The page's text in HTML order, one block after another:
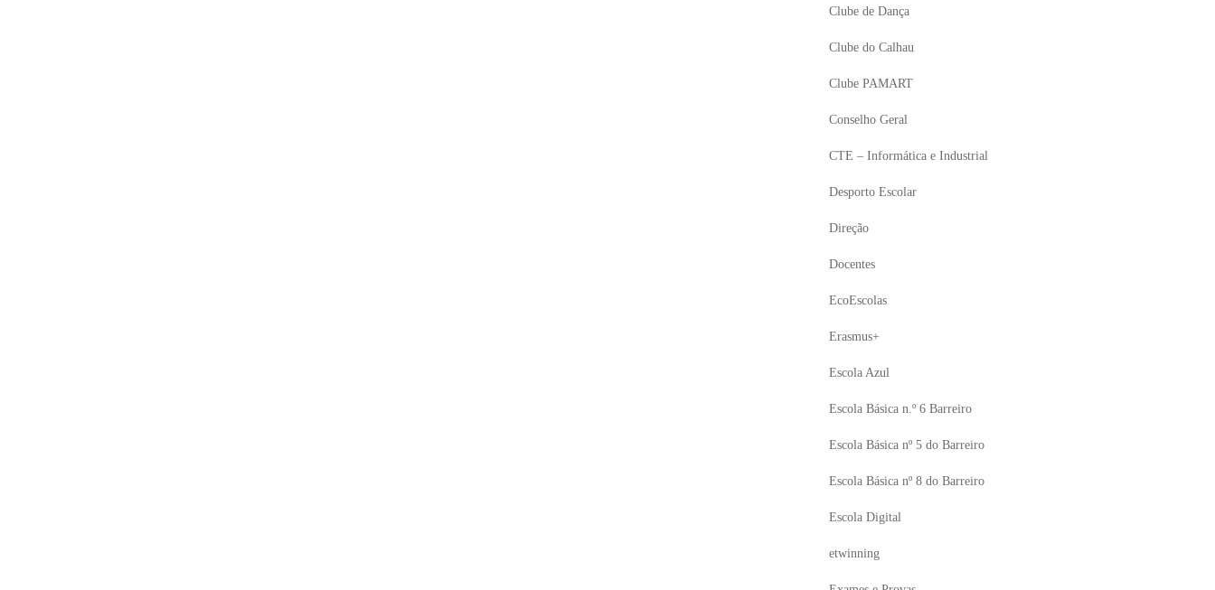
Clube de Dança
Clube do Calhau
Clube PAMART
Conselho Geral
CTE – Informática e Industrial
Desporto Escolar
Direção
Docentes
EcoEscolas
Erasmus+
Escola Azul
Escola Básica n.º 6 Barreiro
Escola Básica nº 5 do Barreiro
Escola Básica nº 8 do Barreiro
Escola Digital
etwinning